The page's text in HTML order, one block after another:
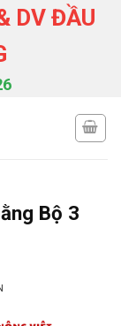
DV ĐẦU
Bộ 3